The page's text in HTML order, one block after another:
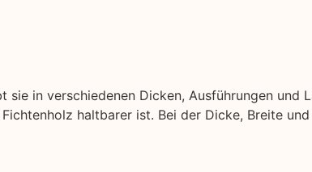
in verschiedenen Dicken, Ausführungen und
haltbarer ist. Bei der Dicke, Breite